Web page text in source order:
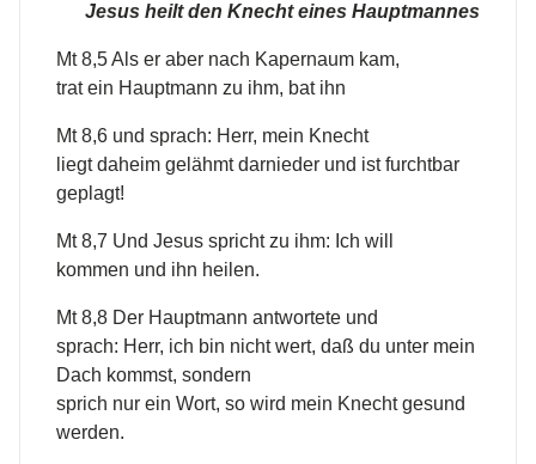
Jesus heilt den Knecht eines Hauptmannes
Mt 8,5 Als er aber nach Kapernaum kam,
trat ein Hauptmann zu ihm, bat ihn
Mt 8,6 und sprach: Herr, mein Knecht
liegt daheim gelähmt darnieder und ist furchtbar
geplagt!
Mt 8,7 Und Jesus spricht zu ihm: Ich will
kommen und ihn heilen.
Mt 8,8 Der Hauptmann antwortete und
sprach: Herr, ich bin nicht wert, daß du unter mein
Dach kommst, sondern
sprich nur ein Wort, so wird mein Knecht gesund
werden.